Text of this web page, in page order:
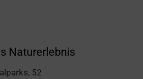
Naturerlebnis
52